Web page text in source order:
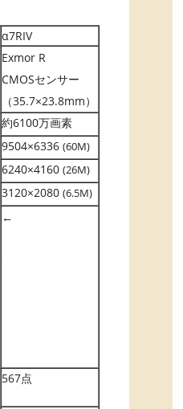
α7RIV
Exmor R
CMOSセンサー
（35.7×23.8mm）
約6100万画素
9504×6336 (60M)
6240×4160 (26M)
3120×2080 (6.5M)
←
567点